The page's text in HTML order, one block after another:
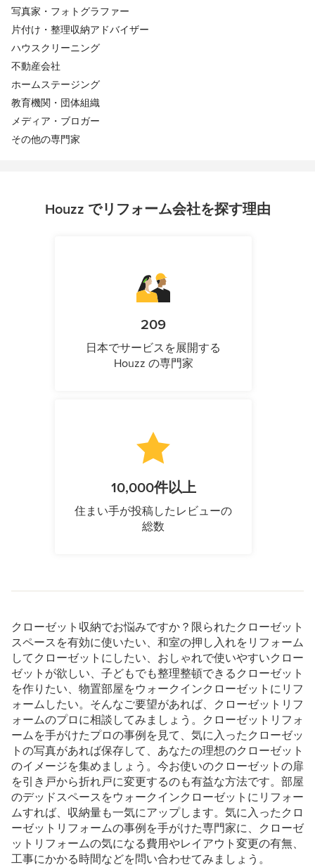
写真家・フォトグラファー
片付け・整理収納アドバイザー
ハウスクリーニング
不動産会社
ホームステージング
教育機関・団体組織
メディア・ブロガー
その他の専門家
Houzz でリフォーム会社を探す理由
209
日本でサービスを展開する
Houzz の専門家
10,000件以上
住まい手が投稿したレビューの
総数
クローゼット収納でお悩みですか？限られたクローゼット
スペースを有効に使いたい、和室の押し入れをリフォーム
してクローゼットにしたい、おしゃれで使いやすいクロー
ゼットが欲しい、子どもでも整理整頓できるクローゼット
を作りたい、物置部屋をウォークインクローゼットにリフ
ォームしたい。そんなご要望があれば、クローゼットリフ
ォームのプロに相談してみましょう。クローゼットリフォ
ームを手がけたプロの事例を見て、気に入ったクローゼッ
トの写真があれば保存して、あなたの理想のクローゼット
のイメージを集めましょう。今お使いのクローゼットの扉
を引き戸から折れ戸に変更するのも有益な方法です。部屋
のデッドスペースをウォークインクローゼットにリフォー
ムすれば、収納量も一気にアップします。気に入ったクロ
ーゼットリフォームの事例を手がけた専門家に、クローゼ
ットリフォームの気になる費用やレイアウト変更の有無、
工事にかかる時間などを問い合わせてみましょう。